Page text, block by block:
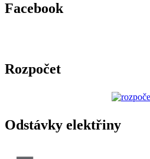
Facebook
Rozpočet
Odstávky elektřiny